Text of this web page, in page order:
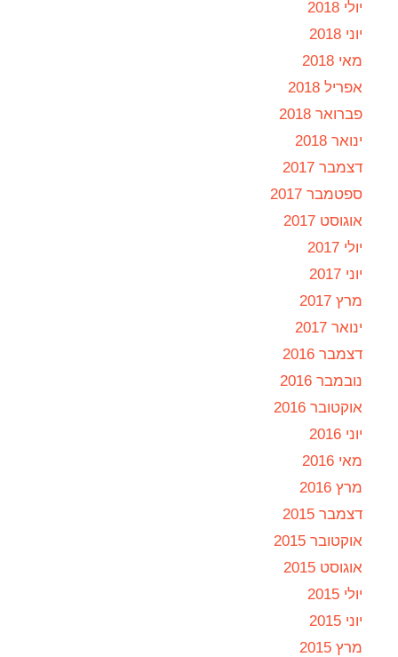
יולי 2018
יוני 2018
מאי 2018
אפריל 2018
פברואר 2018
ינואר 2018
דצמבר 2017
ספטמבר 2017
אוגוסט 2017
יולי 2017
יוני 2017
מרץ 2017
ינואר 2017
דצמבר 2016
נובמבר 2016
אוקטובר 2016
יוני 2016
מאי 2016
מרץ 2016
דצמבר 2015
אוקטובר 2015
אוגוסט 2015
יולי 2015
יוני 2015
מרץ 2015